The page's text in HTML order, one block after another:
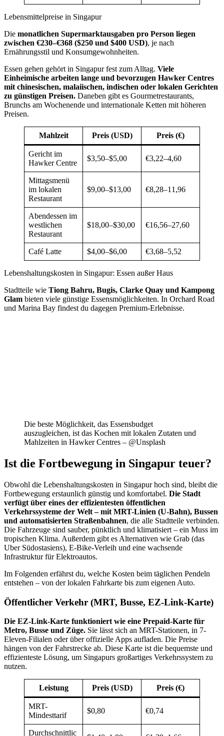
Lebensmittelpreise in Singapur
Die monatlichen Supermarktausgaben pro Person liegen
zwischen €230–€368 ($250 und $400 USD), je nach
Ernährungsstil und Konsumgewohnheiten.
Essen gehen gehört in Singapur fest zum Alltag. Viele
Einheimische arbeiten lange und bevorzugen Hawker Centres
mit chinesischen, malaiischen, indischen oder lokalen Gerichten
zu günstigen Preisen. Daneben gibt es Gourmetrestaurants,
Brunchs am Wochenende und internationale Ketten mit höheren
Preisen.
Mahlzeit Preis (USD) Preis (€)
Gericht im
Hawker Centre
$3,50–$5,00 €3,22–4,60
Mittagsmenü
im lokalen
Restaurant
$9,00–$13,00 €8,28–11,96
Abendessen im
westlichen
Restaurant
$18,00–$30,00 €16,56–27,60
Café Latte $4,00–$6,00 €3,68–5,52
Lebenshaltungskosten in Singapur: Essen außer Haus
Stadtteile wie Tiong Bahru, Bugis, Clarke Quay und Kampong
Glam bieten viele günstige Essensmöglichkeiten. In Orchard Road
und Marina Bay findest du dagegen Premium-Erlebnisse.
Die beste Möglichkeit, das Essensbudget
auszugleichen, ist das Kochen mit lokalen Zutaten und
Mahlzeiten in Hawker Centres – @Unsplash
Ist die Fortbewegung in Singapur teuer?
Obwohl die Lebenshaltungskosten in Singapur hoch sind, bleibt die
Fortbewegung erstaunlich günstig und komfortabel. Die Stadt
verfügt über eines der effizientesten öffentlichen
Verkehrssysteme der Welt – mit MRT-Linien (U-Bahn), Bussen
und automatisierten Straßenbahnen, die alle Stadtteile verbinden.
Die Fahrzeuge sind sauber, pünktlich und klimatisiert – ein Muss im
tropischen Klima. Außerdem gibt es Alternativen wie Grab (das
Uber Südostasiens), E-Bike-Verleih und eine wachsende
Infrastruktur für Elektroautos.
Im Folgenden erfährst du, welche Kosten beim täglichen Pendeln
entstehen – von der lokalen Fahrkarte bis zum eigenen Auto.
Öffentlicher Verkehr (MRT, Busse, EZ-Link-Karte)
Die EZ-Link-Karte funktioniert wie eine Prepaid-Karte für
Metro, Busse und Züge. Sie lässt sich an MRT-Stationen, in 7-
Eleven-Filialen oder über offizielle Apps aufladen. Die Preise
hängen von der Fahrstrecke ab. Diese Karte ist die bequemste und
effizienteste Lösung, um Singapurs großartiges Verkehrssystem zu
nutzen.
Leistung Preis (USD) Preis (€)
MRT-
Mindesttarif
$0,80 €0,74
Durchschnittlic